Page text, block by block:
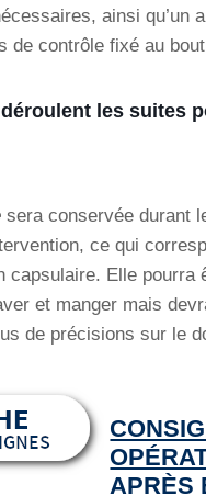
ainsi qu’un
de contrôle fixé au
les suites
sera conservée durant
ce qui
capsulaire. Elle pourra
et manger mais
de précisions sur le
APRÈS